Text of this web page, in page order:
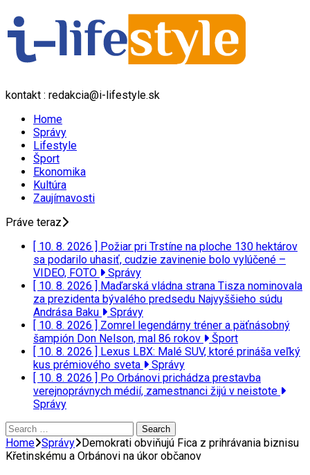
kontakt : redakcia@i-lifestyle.sk
Home
Správy
Lifestyle
Šport
Ekonomika
Kultúra
Zaujímavosti
Práve teraz
[ 10. 8. 2026 ] Požiar pri Trstíne na ploche 130 hektárov
sa podarilo uhasiť, cudzie zavinenie bolo vylúčené –
VIDEO, FOTO
Správy
[ 10. 8. 2026 ] Maďarská vládna strana Tisza nominovala
za prezidenta bývalého predsedu Najvyššieho súdu
Andrása Baku
Správy
[ 10. 8. 2026 ] Zomrel legendárny tréner a päťnásobný
šampión Don Nelson, mal 86 rokov
Šport
[ 10. 8. 2026 ] Lexus LBX: Malé SUV, ktoré prináša veľký
kus prémiového sveta
Správy
[ 10. 8. 2026 ] Po Orbánovi prichádza prestavba
verejnoprávnych médií, zamestnanci žijú v neistote
Správy
Search
for:
Home Správy Demokrati obviňujú Fica z prihrávania biznisu
Křetinskému a Orbánovi na úkor občanov